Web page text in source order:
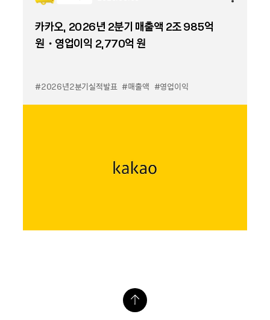
카카오, 2026년 2분기 매출액 2조 985억
원・영업이익 2,770억 원
#2026년2분기실적발표 #매출액 #영업이익